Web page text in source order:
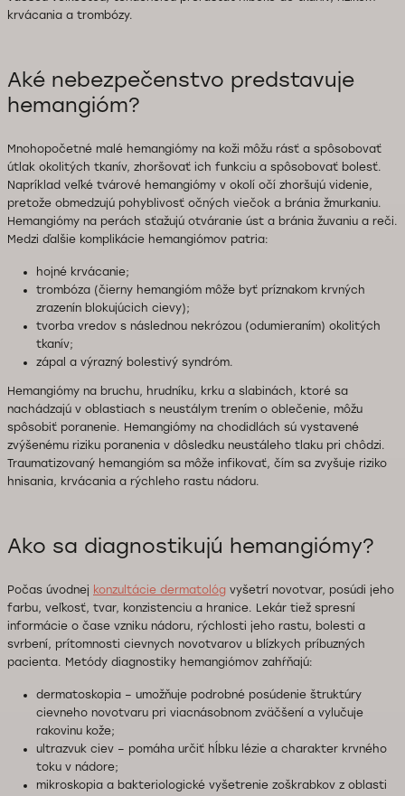
krvácania a trombózy.
Aké nebezpečenstvo predstavuje
hemangióm?
Mnohopočetné malé hemangiómy na koži môžu rásť a spôsobovať
útlak okolitých tkanív, zhoršovať ich funkciu a spôsobovať bolesť.
Napríklad veľké tvárové hemangiómy v okolí očí zhoršujú videnie,
pretože obmedzujú pohyblivosť očných viečok a bránia žmurkaniu.
Hemangiómy na perách sťažujú otváranie úst a bránia žuvaniu a reči.
Medzi ďalšie komplikácie hemangiómov patria:
hojné krvácanie;
trombóza (čierny hemangióm môže byť príznakom krvných
zrazenín blokujúcich cievy);
tvorba vredov s následnou nekrózou (odumieraním) okolitých
tkanív;
zápal a výrazný bolestivý syndróm.
Hemangiómy na bruchu, hrudníku, krku a slabinách, ktoré sa
nachádzajú v oblastiach s neustálym trením o oblečenie, môžu
spôsobiť poranenie. Hemangiómy na chodidlách sú vystavené
zvýšenému riziku poranenia v dôsledku neustáleho tlaku pri chôdzi.
Traumatizovaný hemangióm sa môže infikovať, čím sa zvyšuje riziko
hnisania, krvácania a rýchleho rastu nádoru.
Ako sa diagnostikujú hemangiómy?
Počas úvodnej konzultácie dermatológ vyšetrí novotvar, posúdi jeho
farbu, veľkosť, tvar, konzistenciu a hranice. Lekár tiež spresní
informácie o čase vzniku nádoru, rýchlosti jeho rastu, bolesti a
svrbení, prítomnosti cievnych novotvarov u blízkych príbuzných
pacienta. Metódy diagnostiky hemangiómov zahŕňajú:
dermatoskopia – umožňuje podrobné posúdenie štruktúry
cievneho novotvaru pri viacnásobnom zväčšení a vylučuje
rakovinu kože;
ultrazvuk ciev – pomáha určiť hĺbku lézie a charakter krvného
toku v nádore;
mikroskopia a bakteriologické vyšetrenie zoškrabkov z oblasti